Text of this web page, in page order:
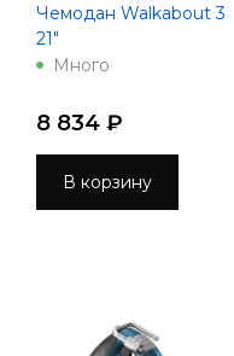
Чемодан Walkabout 3
21"
Много
8 834 ₽
В корзину